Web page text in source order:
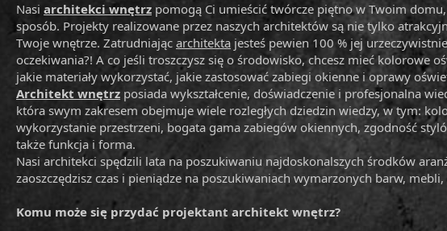
Nasi architekci wnętrz pomogą Ci umieścić twórcze piętno w Twoim
sposób. Projekty realizowane przez naszych architektów są nie tylko
Twoje wnętrze. Zatrudniając architekta jesteś pewien 100 % jej
oczekiwania?! A co jeśli troszczysz się o środowisko, chcesz mieć kolorowe
jakie materiały wykorzystać, jakie zastosować zabiegi okienne i oprawy
Architekt wnętrz posiada wykształcenie, doświadczenie i profesjonalna
która swym zakresem obejmuje wiele rozległych dziedzin wiedzy, w tym:
wykorzystanie przestrzeni, bogata gama zabiegów okiennych, zgodność
także funkcja i forma.
Nasi architekci spędzili lata na poszukiwaniu najdoskonalszych środków
zaoszczędzisz czas i pieniądze na poszukiwaniach wymarzonych barw, mebli,
Komu może się przydać projektant architekt wnętrz?